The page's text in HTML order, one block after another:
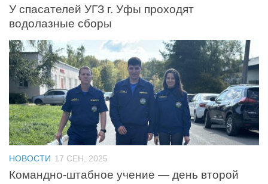
У спасателей УГЗ г. Уфы проходят
водолазные сборы
НОВОСТИ 17 СЕН, 2025
Командно‑штабное учение — день второй